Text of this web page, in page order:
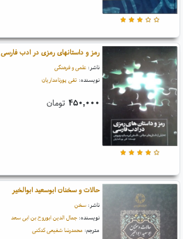
رمز و داستانهای رمزی در ادب فارسی
ناشر: علمی و فرهنگی
نویسنده: تقی پورنامداریان
۴۵۰,۰۰۰ تومان
حالات و سخنان ابوسعید ابوالخیر
ناشر: سخن
نویسنده: جمال الدین ابوروح بن ابی سعد
مترجم: محمدرضا شفیعی کدکنی